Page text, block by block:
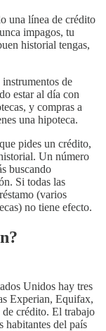
una línea de crédito
impagos, tu
historial tengas,
de
estar al día con
y compras a
una hipoteca.
pides un crédito,
Un número
buscando
Si todas las
(varios
no tiene efecto.
Unidos hay tres
Experian, Equifax,
crédito. El trabajo
habitantes del país